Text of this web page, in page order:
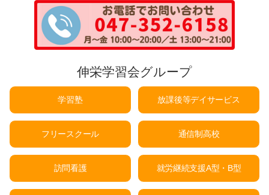
伸栄学習会グループ
学習塾 放課後等デイサービス
フリースクール 通信制高校
訪問看護 就労継続支援A型・B型